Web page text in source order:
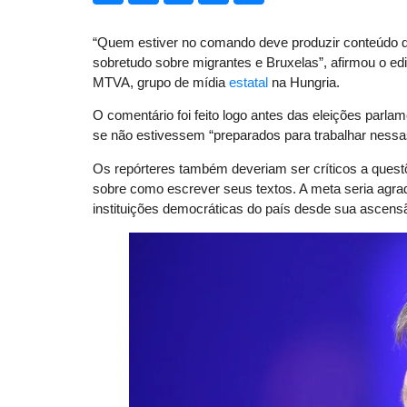
“Quem estiver no comando deve produzir
sobretudo sobre migrantes e Bruxelas”, afirmou o
MTVA, grupo de mídia estatal na Hungria.
O comentário foi feito logo antes das eleições
se não estivessem “preparados para trabalhar
Os repórteres também deveriam ser críticos a
sobre como escrever seus textos. A meta seria
instituições democráticas do país desde sua